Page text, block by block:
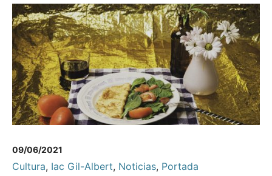
09/06/2021
Cultura, Iac Gil-Albert, Noticias, Portada